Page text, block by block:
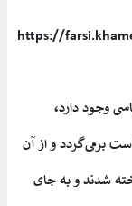
وجود دارد،
در ۱۶۴۸ برگزار شده است برمی‌گردد و از آن
شدند و به جای